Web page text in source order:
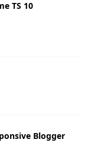
TS 10
Blogger